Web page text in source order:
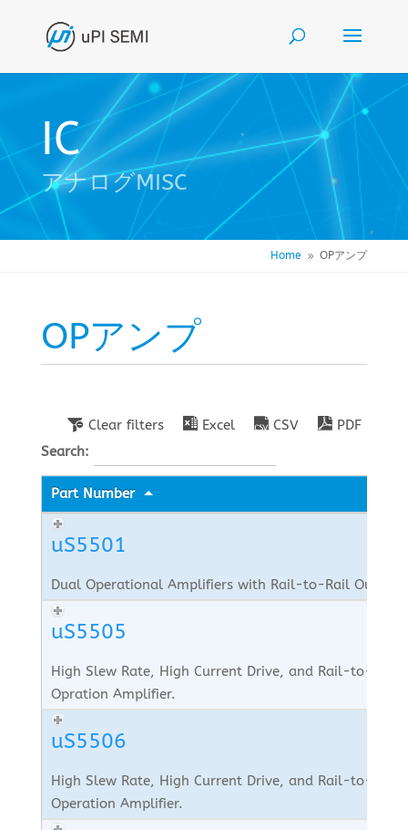
IC
アナログMISC
Home 9 OPアンプ
OPアンプ
Clear filters Excel CSV
PDF
Search:
Part Number
uS5501
Dual Operational Amplifiers with Rail-to-Rail
uS5505
High Slew Rate, High Current Drive, and Rail-to-Rail
Opration Amplifier.
uS5506
High Slew Rate, High Current Drive, and Rail-to-Rail
Operation Amplifier.